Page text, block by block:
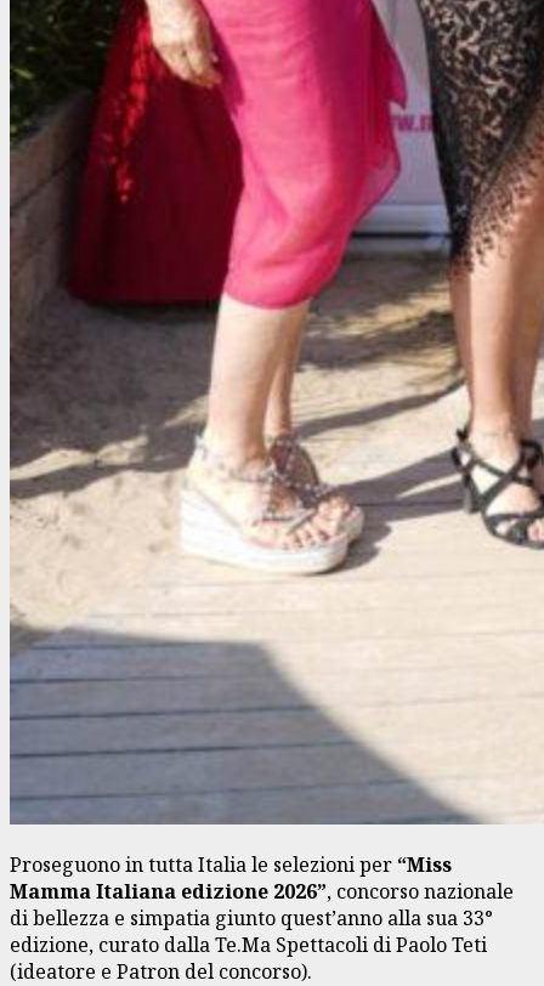
Proseguono in tutta Italia le selezioni per “Miss
Mamma Italiana edizione 2026”, concorso nazionale
di bellezza e simpatia giunto quest’anno alla sua 33°
edizione, curato dalla Te.Ma Spettacoli di Paolo Teti
(ideatore e Patron del concorso).